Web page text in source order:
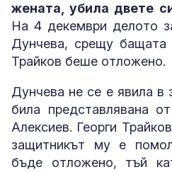
жената, убила двете
На 4 декември делото
Дунчева, срещу бащата
Трайков беше отложено.
Дунчева не се е явила в
била представлявана
Алексиев. Георги
защитникът му е
бъде отложено, тъй